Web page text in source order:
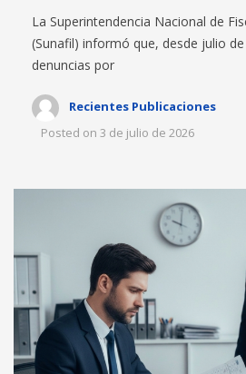
La Superintendencia Nacional de
(Sunafil) informó que, desde julio
denuncias por
Recientes Publicaciones
Posted on 3 de julio de 2026